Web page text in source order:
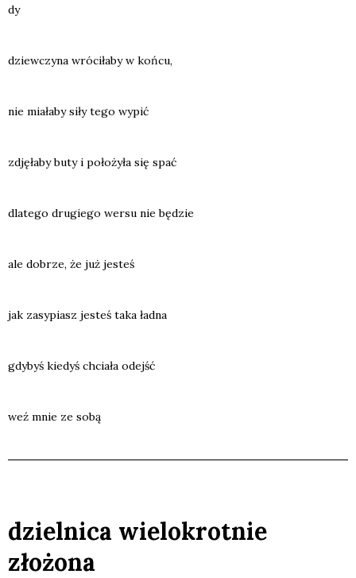
dy
dziew­czy­na wró­ci­ła­by w koń­cu,
nie mia­ła­by siły tego wypić
zdję­ła­by buty i poło­ży­ła się spać
dla­te­go dru­gie­go wer­su nie będzie
ale dobrze, że już jesteś
jak zasy­piasz jesteś taka ład­na
gdy­byś kie­dyś chcia­ła odejść
weź mnie ze sobą
dzielnica wielokrotnie
złożona